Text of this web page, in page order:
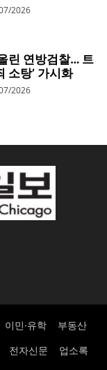
2026
린 연방검찰… 트
소탕’ 가시화
2026
이민·유학 부동산
전자신문 업소록